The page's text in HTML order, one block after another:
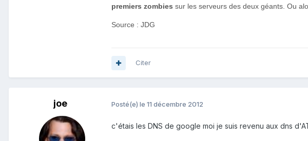
premiers zombies sur les serveurs des deux géants. Ou
Source : JDG
Citer
joe Posté(e) le 11 décembre 2012
c'étais les DNS de google moi je suis revenu aux dns